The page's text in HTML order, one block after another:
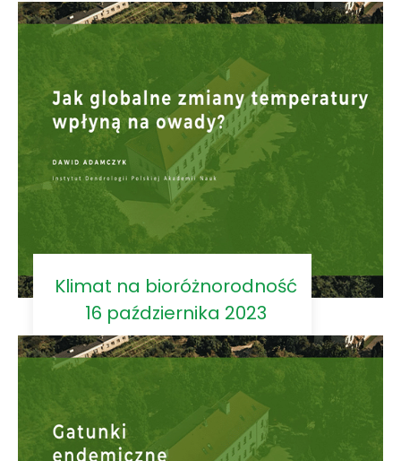
Klimat na bioróżnorodność
16 października 2023